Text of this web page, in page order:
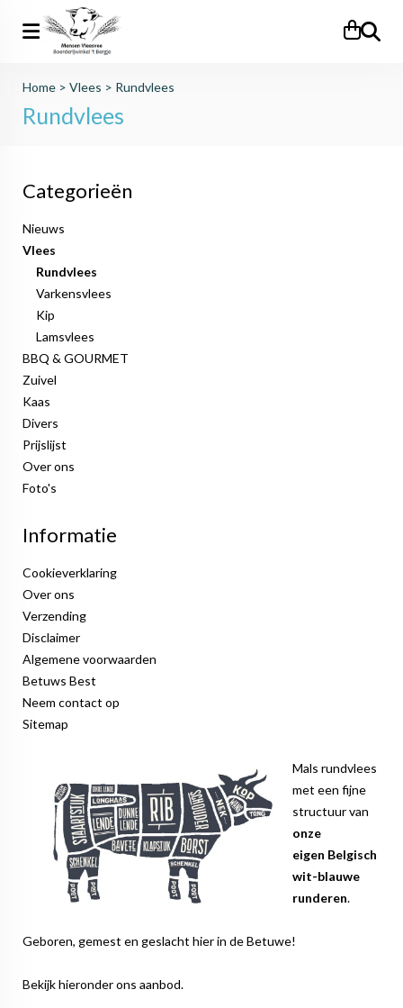
Zoeken
Home > Vlees > Rundvlees
Rundvlees
Categorieën
Nieuws
Vlees
Rundvlees
Varkensvlees
Kip
Lamsvlees
BBQ & GOURMET
Zuivel
Kaas
Divers
Prijslijst
Over ons
Foto's
Informatie
Cookieverklaring
Over ons
Verzending
Disclaimer
Algemene voorwaarden
Betuws Best
Neem contact op
Sitemap
Mals rundvlees
met een fijne
structuur van
onze
eigen Belgisch
wit-blauwe
runderen.
Geboren, gemest en geslacht hier in de Betuwe!
Bekijk hieronder ons aanbod.